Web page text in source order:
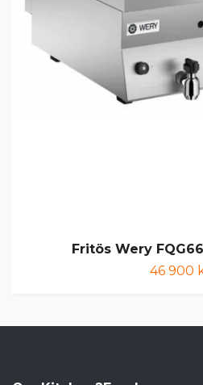
Fritös Wery
46 900